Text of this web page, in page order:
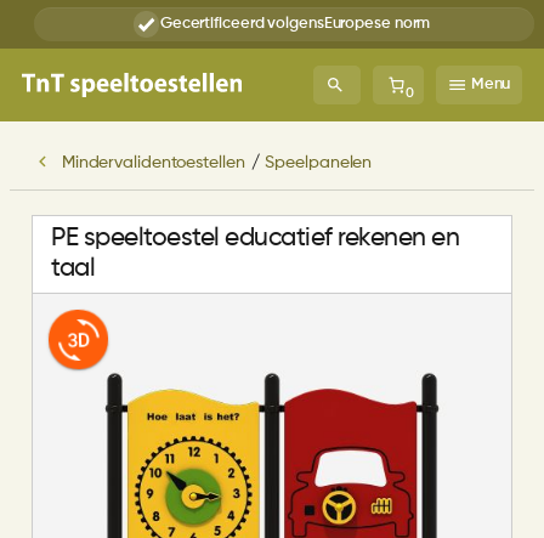
Gecertificeerd volgensEuropese norm
0
Menu
Mindervalidentoestellen / Speelpanelen
PE speeltoestel educatief rekenen en
taal